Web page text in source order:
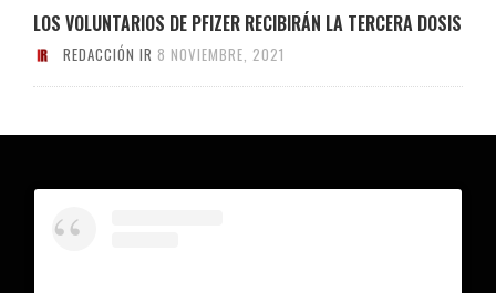
LOS VOLUNTARIOS DE PFIZER RECIBIRÁN LA TERCERA DOSIS
REDACCIÓN IR 8 NOVIEMBRE, 2021